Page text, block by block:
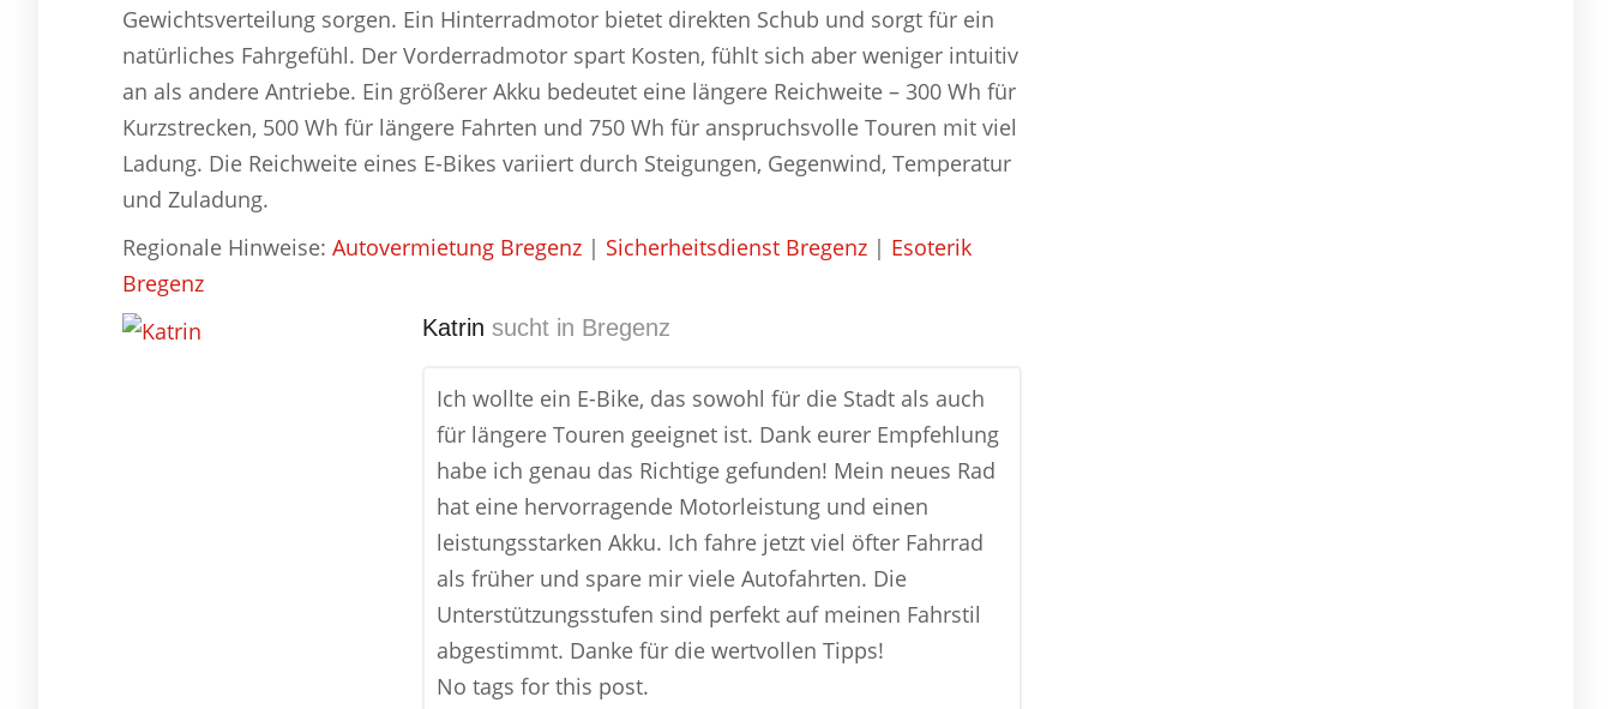
Gewichtsverteilung sorgen. Ein Hinterradmotor bietet direkten Schub und sorgt für ein
natürliches Fahrgefühl. Der Vorderradmotor spart Kosten, fühlt sich aber weniger intuitiv
an als andere Antriebe. Ein größerer Akku bedeutet eine längere Reichweite – 300 Wh für
Kurzstrecken, 500 Wh für längere Fahrten und 750 Wh für anspruchsvolle Touren mit viel
Ladung. Die Reichweite eines E-Bikes variiert durch Steigungen, Gegenwind, Temperatur
und Zuladung.
Regionale Hinweise: Autovermietung Bregenz | Sicherheitsdienst Bregenz | Esoterik
Bregenz
Katrin sucht in Bregenz
Ich wollte ein E-Bike, das sowohl für die Stadt als auch
für längere Touren geeignet ist. Dank eurer Empfehlung
habe ich genau das Richtige gefunden! Mein neues Rad
hat eine hervorragende Motorleistung und einen
leistungsstarken Akku. Ich fahre jetzt viel öfter Fahrrad
als früher und spare mir viele Autofahrten. Die
Unterstützungsstufen sind perfekt auf meinen Fahrstil
abgestimmt. Danke für die wertvollen Tipps!
No tags for this post.